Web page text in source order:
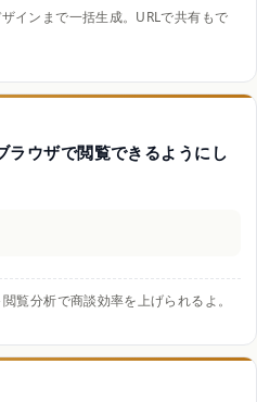
インまで一括生成。URLで共有もで
ウザで閲覧できるようにし
覧分析で商談効率を上げられるよ。